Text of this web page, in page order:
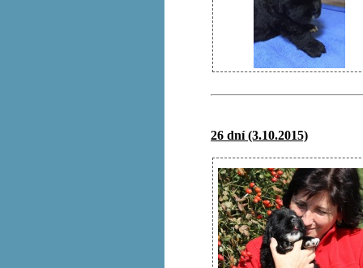
26 dní (3.10.2015)